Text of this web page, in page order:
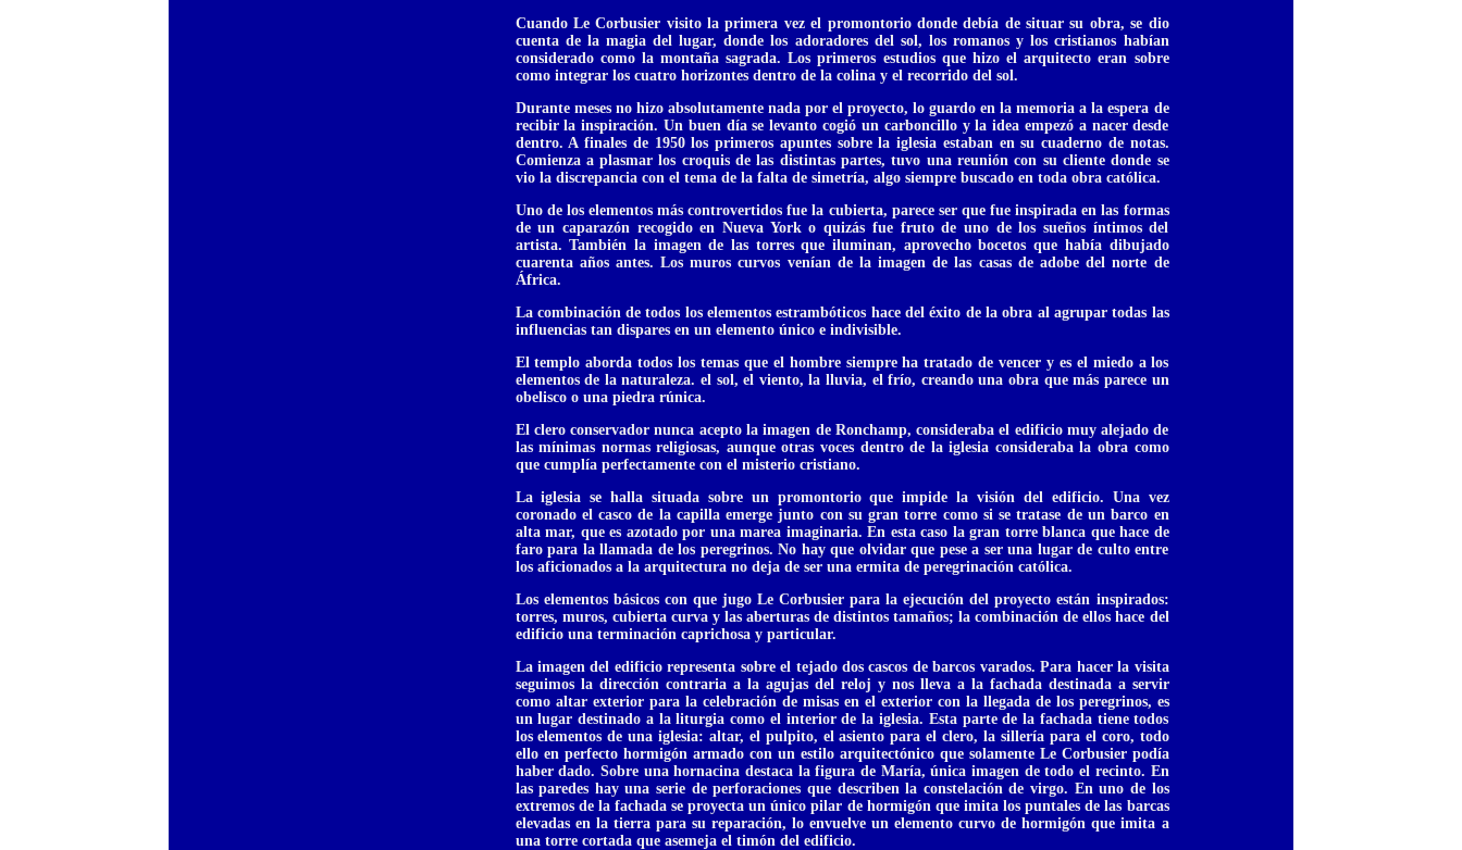
Cuando Le Corbusier visito la primera vez el promontorio donde debía de situar su obra, se dio
cuenta de la magia del lugar, donde los adoradores del sol, los romanos y los cristianos habían
considerado como la montaña sagrada. Los primeros estudios que hizo el arquitecto eran sobre
como integrar los cuatro horizontes dentro de la colina y el recorrido del sol.
Durante meses no hizo absolutamente nada por el proyecto, lo guardo en la memoria a la espera de
recibir la inspiración. Un buen día se levanto cogió un carboncillo y la idea empezó a nacer desde
dentro. A finales de 1950 los primeros apuntes sobre la iglesia estaban en su cuaderno de notas.
Comienza a plasmar los croquis de las distintas partes, tuvo una reunión con su cliente donde se
vio la discrepancia con el tema de la falta de simetría, algo siempre buscado en toda obra católica.
Uno de los elementos más controvertidos fue la cubierta, parece ser que fue inspirada en las formas
de un caparazón recogido en Nueva York o quizás fue fruto de uno de los sueños íntimos del
artista. También la imagen de las torres que iluminan, aprovecho bocetos que había dibujado
cuarenta años antes. Los muros curvos venían de la imagen de las casas de adobe del norte de
África.
La combinación de todos los elementos estrambóticos hace del éxito de la obra al agrupar todas las
influencias tan dispares en un elemento único e indivisible.
El templo aborda todos los temas que el hombre siempre ha tratado de vencer y es el miedo a los
elementos de la naturaleza. el sol, el viento, la lluvia, el frío, creando una obra que más parece un
obelisco o una piedra rúnica.
El clero conservador nunca acepto la imagen de Ronchamp, consideraba el edificio muy alejado de
las mínimas normas religiosas, aunque otras voces dentro de la iglesia consideraba la obra como
que cumplía perfectamente con el misterio cristiano.
La iglesia se halla situada sobre un promontorio que impide la visión del edificio. Una vez
coronado el casco de la capilla emerge junto con su gran torre como si se tratase de un barco en
alta mar, que es azotado por una marea imaginaria. En esta caso la gran torre blanca que hace de
faro para la llamada de los peregrinos. No hay que olvidar que pese a ser una lugar de culto entre
los aficionados a la arquitectura no deja de ser una ermita de peregrinación católica.
Los elementos básicos con que jugo Le Corbusier para la ejecución del proyecto están inspirados:
torres, muros, cubierta curva y las aberturas de distintos tamaños; la combinación de ellos hace del
edificio una terminación caprichosa y particular.
La imagen del edificio representa sobre el tejado dos cascos de barcos varados. Para hacer la visita
seguimos la dirección contraria a la agujas del reloj y nos lleva a la fachada destinada a servir
como altar exterior para la celebración de misas en el exterior con la llegada de los peregrinos, es
un lugar destinado a la liturgia como el interior de la iglesia. Esta parte de la fachada tiene todos
los elementos de una iglesia: altar, el pulpito, el asiento para el clero, la sillería para el coro, todo
ello en perfecto hormigón armado con un estilo arquitectónico que solamente Le Corbusier podía
haber dado. Sobre una hornacina destaca la figura de María, única imagen de todo el recinto. En
las paredes hay una serie de perforaciones que describen la constelación de virgo. En uno de los
extremos de la fachada se proyecta un único pilar de hormigón que imita los puntales de las barcas
elevadas en la tierra para su reparación, lo envuelve un elemento curvo de hormigón que imita a
una torre cortada que asemeja el timón del edificio.